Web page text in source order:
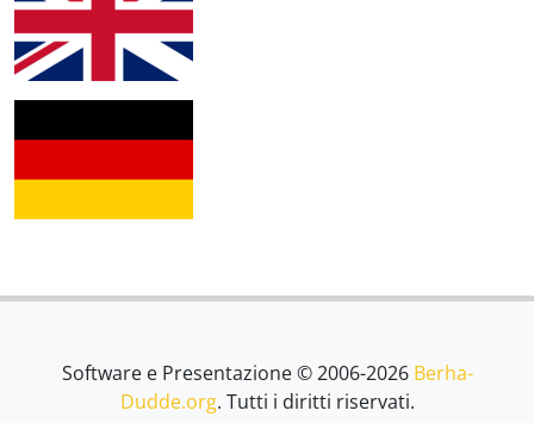
Software e Presentazione © 2006-2026 Berha-
Dudde.org. Tutti i diritti riservati.